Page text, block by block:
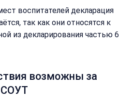
воспитателей декларация
так как они относятся к
из декларирования частью 6
возможны за
СОУТ